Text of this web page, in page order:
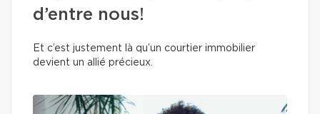
d’entre nous!
Et c’est justement là qu’un courtier immobilier
devient un allié précieux.